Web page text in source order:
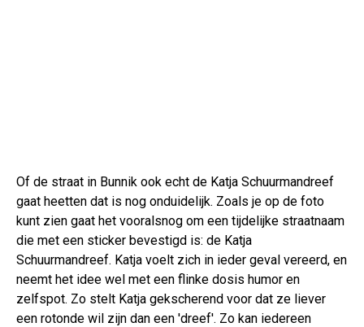
Of de straat in Bunnik ook echt de Katja Schuurmandreef
gaat heetten dat is nog onduidelijk. Zoals je op de foto
kunt zien gaat het vooralsnog om een tijdelijke straatnaam
die met een sticker bevestigd is: de Katja
Schuurmandreef. Katja voelt zich in ieder geval vereerd, en
neemt het idee wel met een flinke dosis humor en
zelfspot. Zo stelt Katja gekscherend voor dat ze liever
een rotonde wil zijn dan een 'dreef'. Zo kan iedereen